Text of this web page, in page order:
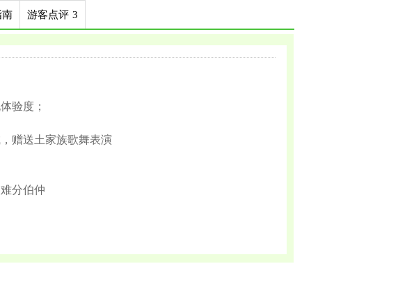
南 游客点评 3
验度；
赠送土家族歌舞表演
分伯仲